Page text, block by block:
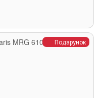
Подарунок